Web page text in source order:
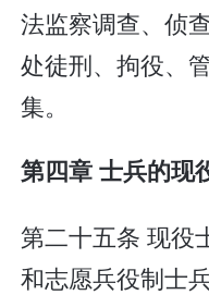
法监察调查、侦
处徒刑、拘役、
集。
第四章 士兵的现
第二十五条 现役
和志愿兵役制士